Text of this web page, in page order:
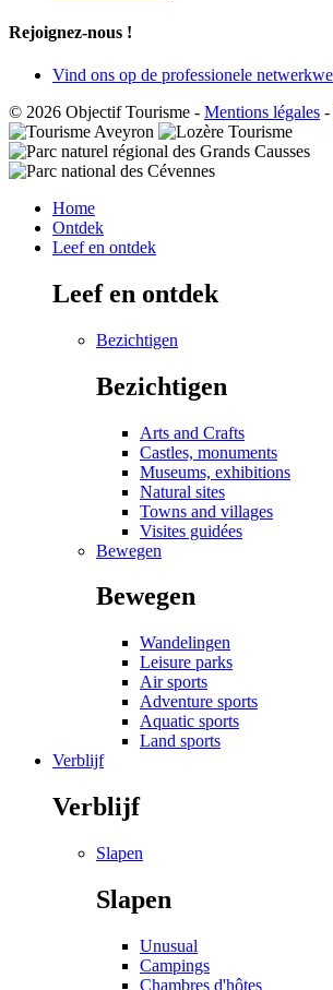
Rejoignez-nous !
Vind ons op de professionele
© 2026 Objectif Tourisme - Mentions légales -
Home
Ontdek
Leef en ontdek
Leef en ontdek
Bezichtigen
Bezichtigen
Arts and Crafts
Castles, monuments
Museums, exhibitions
Natural sites
Towns and villages
Visites guidées
Bewegen
Bewegen
Wandelingen
Leisure parks
Air sports
Adventure sports
Aquatic sports
Land sports
Verblijf
Verblijf
Slapen
Slapen
Unusual
Campings
Chambres d'hôtes